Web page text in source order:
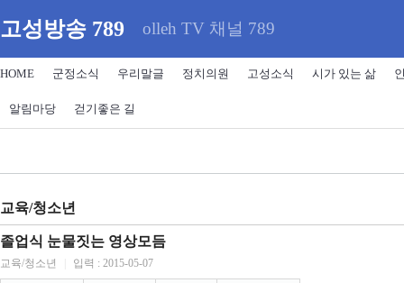
고성방송 789 olleh TV 채널 789
HOME 군정소식 우리말글 정치의원 고성소식 시가 있는 삶
알림마당 걷기좋은 길
교육/청소년
졸업식 눈물짓는 영상모듬
교육/청소년 입력 : 2015-05-07